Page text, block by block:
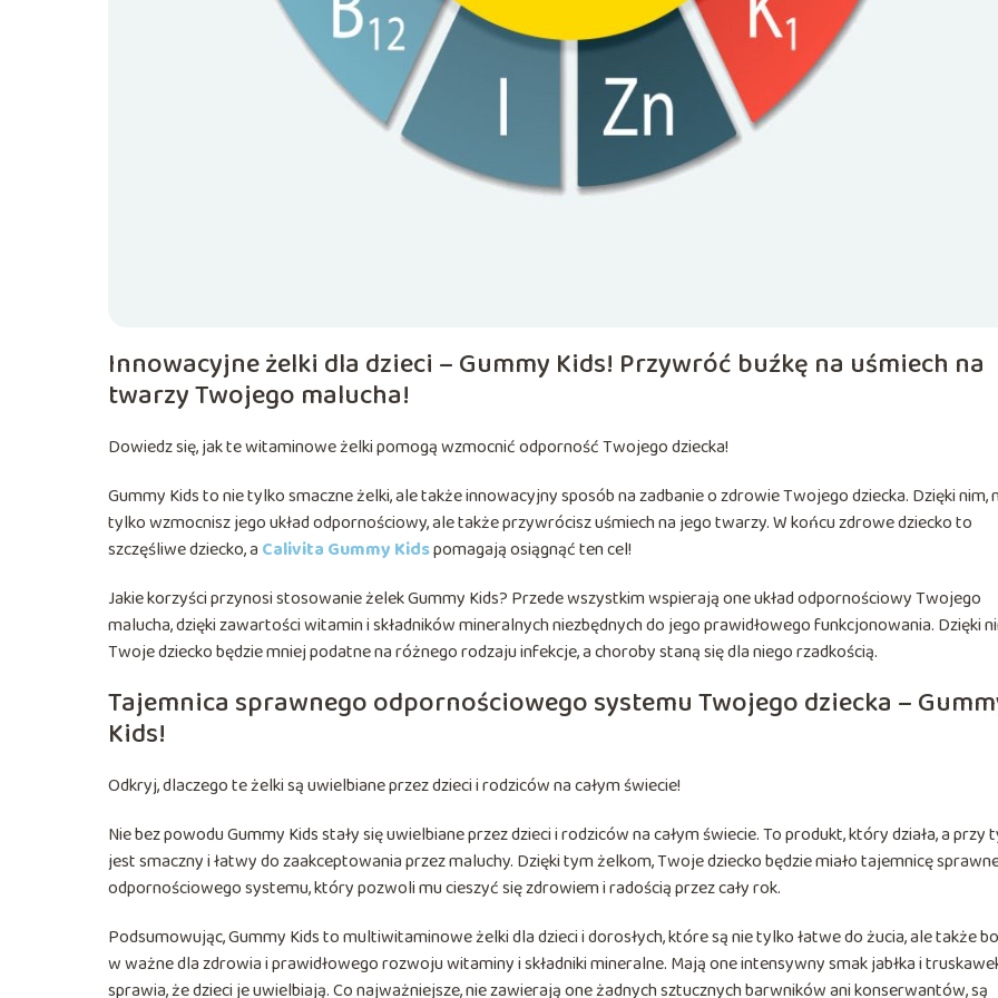
Innowacyjne żelki dla dzieci – Gummy Kids! Przywróć buźkę na uśmiech na
twarzy Twojego malucha!
Dowiedz się, jak te witaminowe żelki pomogą wzmocnić odporność Twojego dziecka!
Gummy Kids to nie tylko smaczne żelki, ale także innowacyjny sposób na zadbanie o zdrowie Twojego dziecka. Dzięki nim,
tylko wzmocnisz jego układ odpornościowy, ale także przywrócisz uśmiech na jego twarzy. W końcu zdrowe dziecko to
szczęśliwe dziecko, a Calivita Gummy Kidspomagają osiągnąć ten cel!
Jakie korzyści przynosi stosowanie żelek Gummy Kids? Przede wszystkim wspierają one układ odpornościowy Twojego
malucha, dzięki zawartości witamin i składników mineralnych niezbędnych do jego prawidłowego funkcjonowania. Dzięki
Twoje dziecko będzie mniej podatne na różnego rodzaju infekcje, a choroby staną się dla niego rzadkością.
Tajemnica sprawnego odpornościowego systemu Twojego dziecka –
Kids!
Odkryj, dlaczego te żelki są uwielbiane przez dzieci i rodziców na całym świecie!
Nie bez powodu Gummy Kids stały się uwielbiane przez dzieci i rodziców na całym świecie. To produkt, który działa, a przy
jest smaczny i łatwy do zaakceptowania przez maluchy. Dzięki tym żelkom, Twoje dziecko będzie miało tajemnicę
odpornościowego systemu, który pozwoli mu cieszyć się zdrowiem i radością przez cały rok.
Podsumowując, Gummy Kids to multiwitaminowe żelki dla dzieci i dorosłych, które są nie tylko łatwe do żucia, ale także
w ważne dla zdrowia i prawidłowego rozwoju witaminy i składniki mineralne. Mają one intensywny smak jabłka i
sprawia, że dzieci je uwielbiają. Co najważniejsze, nie zawierają one żadnych sztucznych barwników ani konserwantów, są